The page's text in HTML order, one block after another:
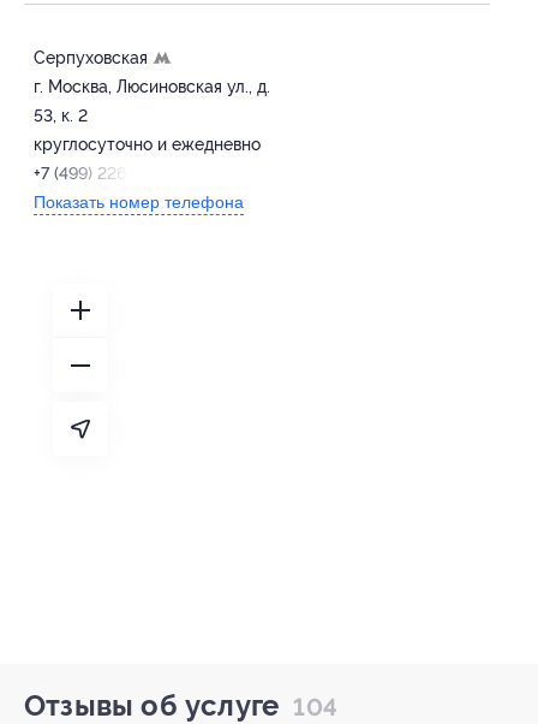
Серпуховская
г. Москва, Люсиновская ул., д.
53, к. 2
круглосуточно и ежедневно
+7 (499) 226-05-26
Показать номер телефона
Отзывы об услуге 104